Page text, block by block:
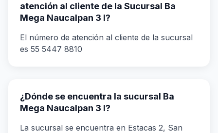
atención al cliente de la Sucursal Ba
Mega Naucalpan 3 I?
El número de atención al cliente de la sucursal
es 55 5447 8810
¿Dónde se encuentra la sucursal Ba
Mega Naucalpan 3 I?
La sucursal se encuentra en Estacas 2, San